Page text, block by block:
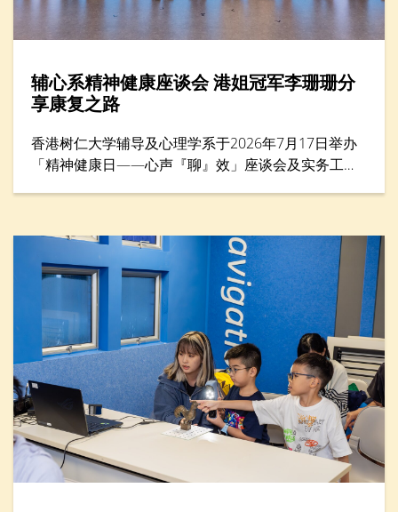
辅心系精神健康座谈会 港姐冠军李珊珊分
享康复之路
香港树仁大学辅导及心理学系于2026年7月17日举办
「精神健康日——心声『聊』效」座谈会及实务工作
女士担任主题分享嘉宾，她以惊恐症过来人的身份，
分享如何走出人生低谷。